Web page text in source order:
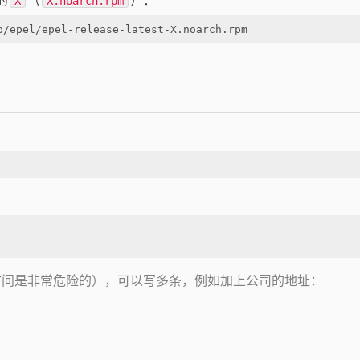
epel-release-latest-X.noarch.rpm
是非常危险的），可以写多条，例如加上公司的地址：